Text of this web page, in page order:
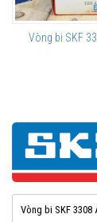
Vòng bi SKF
Vòng bi SKF